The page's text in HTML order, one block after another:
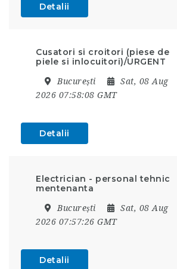
Detalii
Cusatori si croitori (piese de
piele si inlocuitori)/URGENT
București
Sat, 08 Aug
2026 07:58:08 GMT
Detalii
Electrician - personal tehnic
mentenanta
București
Sat, 08 Aug
2026 07:57:26 GMT
Detalii